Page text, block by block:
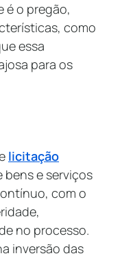
é o pregão,
como
essa
para os
licitação
bens e serviços
com o
no processo.
inversão das